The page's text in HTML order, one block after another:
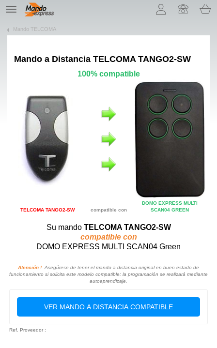
TE
navigation
Mando TELCOMA
Mando a Distancia TELCOMA TANGO2-SW
100% compatible
TELCOMA TANGO2-SW compatible con
DOMO EXPRESS MULTI
SCAN04 GREEN
Su mando TELCOMA TANGO2-SW
compatible con
DOMO EXPRESS MULTI SCAN04 Green
Atención ! Asegúrese de tener el mando a distancia original en buen estado de
funcionamiento si solicita este modelo compatible: la programación se realizará mediante
autoaprendizaje.
VER MANDO A DISTANCIA COMPATIBLE
Ref. Proveedor :
¡Permítenos presentarte nuestras cookies!